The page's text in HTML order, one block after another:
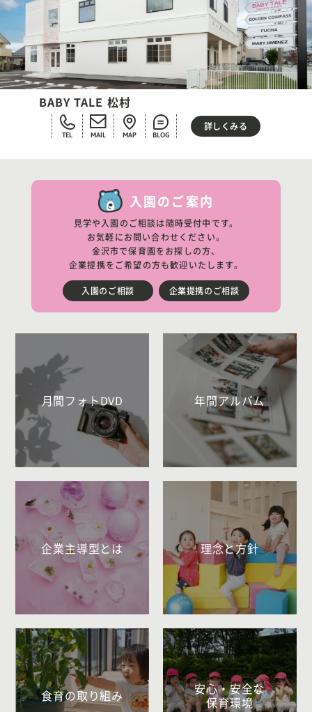
BABY TALE 松村
TEL MAIL MAP BLOG
詳しくみる
入園のご案内
見学や入園のご相談は随時受付中です。
お気軽にお問い合わせください。
金沢市で保育園をお探しの方、
企業提携をご希望の方も歓迎いたします。
入園のご相談 企業提携のご相談
月間フォトDVD 年間アルバム
企業主導型とは 理念と方針
食育の取り組み
安心・安全な
保育環境